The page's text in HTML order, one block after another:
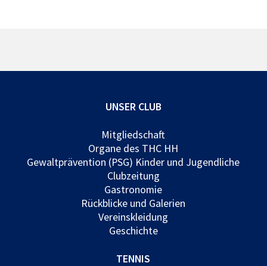
UNSER CLUB
Mitgliedschaft
Organe des THC HH
Gewaltprävention (PSG) Kinder und Jugendliche
Clubzeitung
Gastronomie
Rückblicke und Galerien
Vereinskleidung
Geschichte
TENNIS